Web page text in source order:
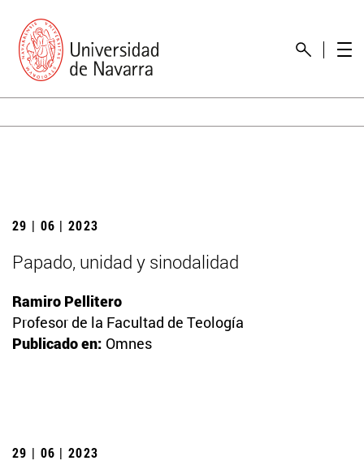
29 | 06 | 2023
Papado, unidad y sinodalidad
Ramiro Pellitero
Profesor de la Facultad de Teología
Publicado en: Omnes
29 | 06 | 2023